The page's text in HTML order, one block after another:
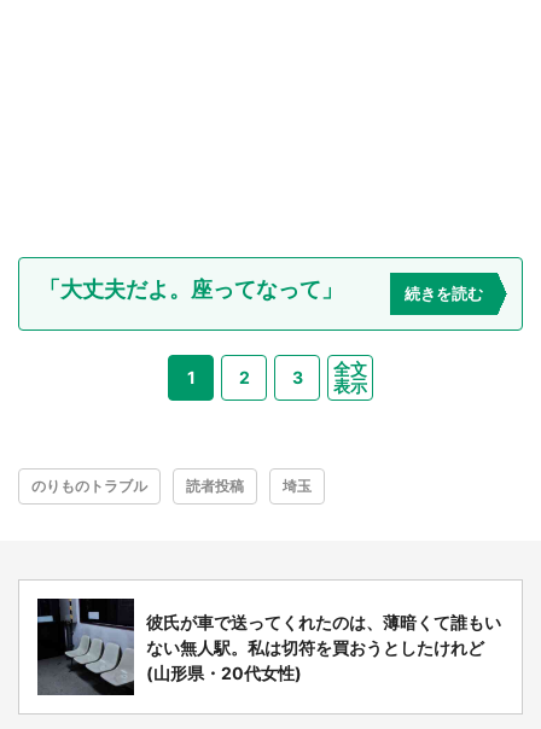
「大丈夫だよ。座ってなって」 続きを読む
1 2 3
全文
表示
のりものトラブル 読者投稿 埼玉
彼氏が車で送ってくれたのは、薄暗くて誰もい
ない無人駅。私は切符を買おうとしたけれど
(山形県・20代女性)